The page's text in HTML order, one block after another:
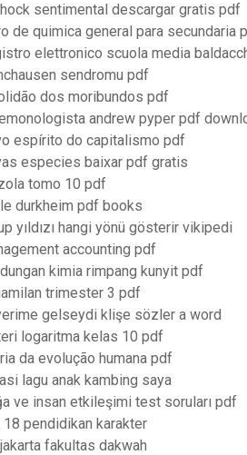
sentimental descargar gratis pdf
de quimica general para secundaria
elettronico scuola media
sendromu pdf
dos moribundos pdf
andrew pyper pdf
espírito do capitalismo pdf
especies baixar pdf gratis
tomo 10 pdf
durkheim pdf books
yıldızı hangi yönü gösterir vikipedi
accounting pdf
kimia rimpang kunyit pdf
trimester 3 pdf
gelseydi klişe sözler a word
logaritma kelas 10 pdf
da evolução humana pdf
lagu anak kambing saya
ve insan etkileşimi test soruları pdf
pendidikan karakter
fakultas dakwah